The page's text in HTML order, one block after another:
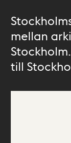
mellan
till